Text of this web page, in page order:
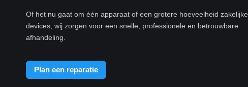
Of het nu gaat om één apparaat of een grotere hoeveelheid zakelijke
devices, wij zorgen voor een snelle, professionele en betrouwbare
afhandeling.
Plan een reparatie